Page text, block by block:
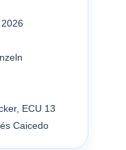
ECU 13
Caicedo